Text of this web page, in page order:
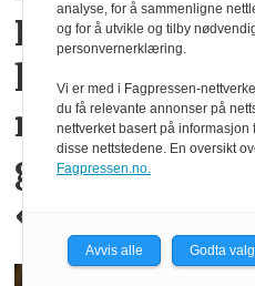
PowerOffice
humor i sin
gjør det litt for
«corporate»
analyse, for å sammenligne
og for å utvikle og tilby
personvernerklæring.
Vi er med i Fagpressen-
du få relevante annonser på
nettverket basert på informasjon
disse nettstedene. En oversikt
Fagpressen.no.
Avvis alle Godta